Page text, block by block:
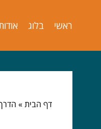
ראשי בלוג
דף הבית»